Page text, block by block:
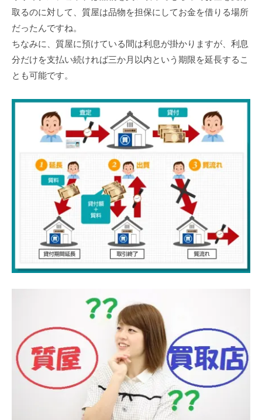
取るのに対して、質屋は品物を担保にしてお金を借りる場所
だったんですね。
ちなみに、質屋に預けている間は利息が掛かりますが、利息
分だけを支払い続ければ三か月以内という期限を延長するこ
とも可能です。